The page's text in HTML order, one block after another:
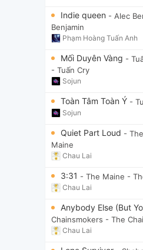
Indie queen - Alec
Benjamin
Phạm Hoàng Tuấn Anh
Mối Duyên Vàng -
- Tuấn Cry
Sojun
Toàn Tâm Toàn Ý -
Sojun
Quiet Part Loud -
Maine
Chau Lai
3:31 - The Maine -
Chau Lai
Anybody Else (But
Chainsmokers - The
Chau Lai